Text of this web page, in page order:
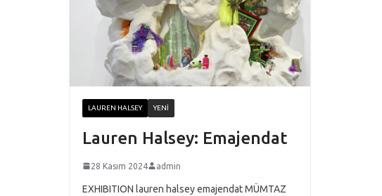
LAUREN HALSEY YENI
Lauren Halsey: Emajendat
28 Kasım 2024 admin
EXHIBITION lauren halsey emajendat MÜMTAZ